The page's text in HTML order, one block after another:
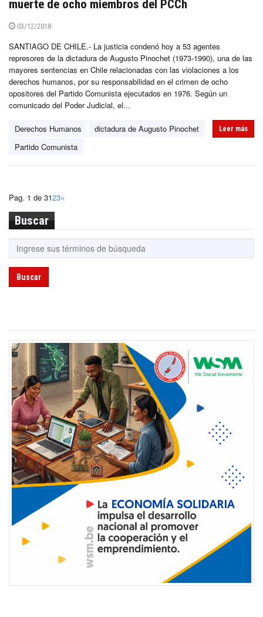
muerte de ocho miembros del PCCh
03/12/2018
SANTIAGO DE CHILE.- La justicia condenó hoy a 53 agentes
represores de la dictadura de Augusto Pinochet (1973-1990), una de las
mayores sentencias en Chile relacionadas con las violaciones a los
derechos humanos, por su responsabilidad en el crimen de ocho
opositores del Partido Comunista ejecutados en 1976. Según un
comunicado del Poder Judicial, el...
Derechos Humanos
dictadura de Augusto Pinochet
Partido Comunista
Leer más
Pag. 1 de 3123»
Buscar
Buscar